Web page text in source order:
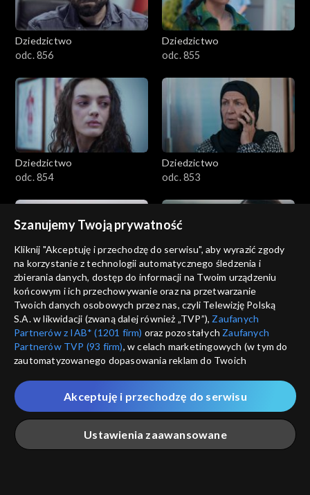
Dziedzictwo
odc. 856
Dziedzictwo
odc. 855
Dziedzictwo
odc. 854
Dziedzictwo
odc. 853
Dziedzictwo
odc. 852
Dziedzictwo
odc. 851
Dziedzictwo
odc. 850
Dziedzictwo
odc. 849
Szanujemy Twoją prywatność
Kliknij "Akceptuję i przechodzę do serwisu", aby wyrazić zgody
na korzystanie z technologii automatycznego śledzenia i
zbierania danych, dostęp do informacji na Twoim urządzeniu
końcowym i ich przechowywanie oraz na przetwarzanie
Twoich danych osobowych przez nas, czyli Telewizję Polską
S.A. w likwidacji (zwaną dalej również „TVP”), Zaufanych
Partnerów z IAB* (1201 firm) oraz pozostałych Zaufanych
Partnerów TVP (93 firm), w celach marketingowych (w tym do
zautomatyzowanego dopasowania reklam do Twoich
które wskazujemy poniżej, a także zgody na udostępnianie
przez nas identyfikatora PPID do Google.
Twoje dane osobowe zbierane podczas odwiedzania przez
Ciebie naszych
poszczególnych serwisówzwanych dalej
„Portalem”, w tym informacje zapisywane za pomocą
Ustawienia zaawansowane
Akceptuję i przechodzę do serwisu